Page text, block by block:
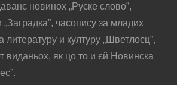
новинох „Руске слово”,
„Заградка”, часопису за младих
литературу и културу „Шветлосц”,
виданьох, як цо то и єй Новинска